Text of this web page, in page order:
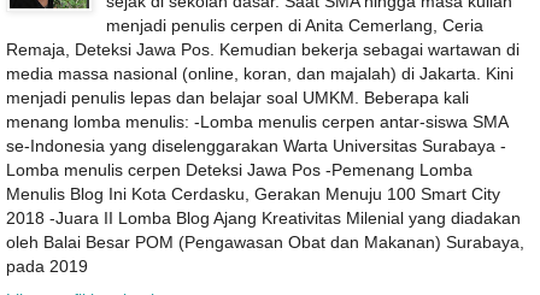
menjadi penulis cerpen di Anita Cemerlang, Ceria
Remaja, Deteksi Jawa Pos. Kemudian bekerja sebagai wartawan di
media massa nasional (online, koran, dan majalah) di Jakarta. Kini
menjadi penulis lepas dan belajar soal UMKM. Beberapa kali
menang lomba menulis: -Lomba menulis cerpen antar-siswa SMA
se-Indonesia yang diselenggarakan Warta Universitas Surabaya -
Lomba menulis cerpen Deteksi Jawa Pos -Pemenang Lomba
Menulis Blog Ini Kota Cerdasku, Gerakan Menuju 100 Smart City
2018 -Juara II Lomba Blog Ajang Kreativitas Milenial yang diadakan
oleh Balai Besar POM (Pengawasan Obat dan Makanan) Surabaya,
pada 2019